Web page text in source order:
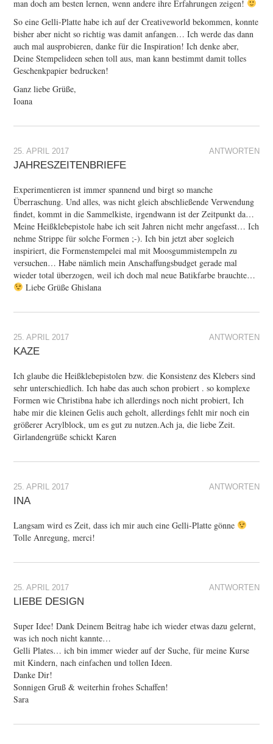
man doch am besten lernen, wenn andere ihre Erfahrungen zeigen!
So eine Gelli-Platte habe ich auf der Creativeworld bekommen, konnte
bisher aber nicht so richtig was damit anfangen… Ich werde das dann
auch mal ausprobieren, danke für die Inspiration! Ich denke aber,
Deine Stempelideen sehen toll aus, man kann bestimmt damit tolles
Geschenkpapier bedrucken!
Ganz liebe Grüße,
Ioana
ANTWORTEN
25. APRIL 2017
JAHRESZEITENBRIEFE
Experimentieren ist immer spannend und birgt so manche
Überraschung. Und alles, was nicht gleich abschließende Verwendung
findet, kommt in die Sammelkiste, irgendwann ist der Zeitpunkt da…
Meine Heißklebepistole habe ich seit Jahren nicht mehr angefasst… Ich
nehme Strippe für solche Formen ;-). Ich bin jetzt aber sogleich
inspiriert, die Formenstempelei mal mit Moosgummistempeln zu
versuchen… Habe nämlich mein Anschaffungsbudget gerade mal
wieder total überzogen, weil ich doch mal neue Batikfarbe brauchte…
Liebe Grüße Ghislana
ANTWORTEN
25. APRIL 2017
KAZE
Ich glaube die Heißklebepistolen bzw. die Konsistenz des Klebers sind
sehr unterschiedlich. Ich habe das auch schon probiert . so komplexe
Formen wie Christibna habe ich allerdings noch nicht probiert, Ich
habe mir die kleinen Gelis auch geholt, allerdings fehlt mir noch ein
größerer Acrylblock, um es gut zu nutzen.Ach ja, die liebe Zeit.
Girlandengrüße schickt Karen
ANTWORTEN
25. APRIL 2017
INA
Langsam wird es Zeit, dass ich mir auch eine Gelli-Platte gönne
Tolle Anregung, merci!
ANTWORTEN
25. APRIL 2017
LIEBE DESIGN
Super Idee! Dank Deinem Beitrag habe ich wieder etwas dazu gelernt,
was ich noch nicht kannte…
Gelli Plates… ich bin immer wieder auf der Suche, für meine Kurse
mit Kindern, nach einfachen und tollen Ideen.
Danke Dir!
Sonnigen Gruß & weiterhin frohes Schaffen!
Sara